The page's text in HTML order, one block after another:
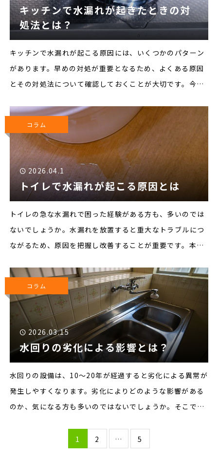
キッチンで水漏れが起きたときの対
処法とは？
キッチンで水漏れが起こる原因には、いくつかのパターン
があります。早めの対処が重要となるため、よくある原因
とその対処法について確認しておくことが大切です。今回
します。▼キッチンで水漏れが起きたときの対処法■パッ
キンの交換
コラム
2026.04.1
トイレで水漏れが起こる原因とは
トイレの急な水漏れで困った経験がある方も、多いのでは
ないでしょうか。水漏れを放置すると重大なトラブルにつ
ながるため、原因を把握し改善することが重要です。本記
す。▼トイレで水漏れが起こる原因■給水管や止水栓の劣
化や緩み給水
コラム
2026.03.15
水回りの劣化による影響とは？
水回りの設備は、10〜20年が経過すると劣化による異常が
発生しやすくなります。劣化によりどのような影響がある
のか、気になる方も多いのではないでしょうか。そこで本
▼水回りの劣化による影響■基礎部分に影響する水回りが
1 2 … 5